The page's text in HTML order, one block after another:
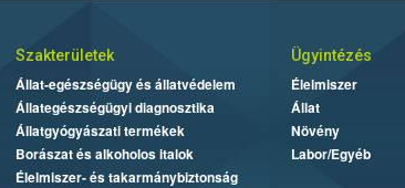
Szakterületek
Állat-egészségügy és állatvédelem
Állategészségügyi diagnosztika
Állatgyógyászati termékek
Borászat és alkoholos italok
Élelmiszer- és takarmánybiztonság
Ügyintézés
Élelmiszer
Állat
Növény
Labor/Egyéb